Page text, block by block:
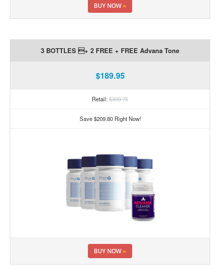
BUY NOW»
3 BOTTLES + 2 FREE + FREE Advana Tone
$189.95
Retail:$399.75
Save $209.80 Right Now!
BUY NOW»